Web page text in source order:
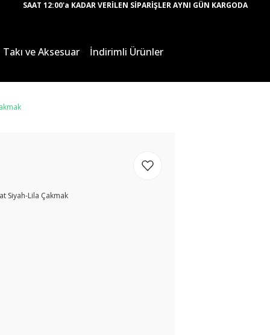
SAAT 12:00'a KADAR VERİLEN SİPARİŞLER AYNI GÜN KARGODA
Takı ve Aksesuar İndirimli Ürünler